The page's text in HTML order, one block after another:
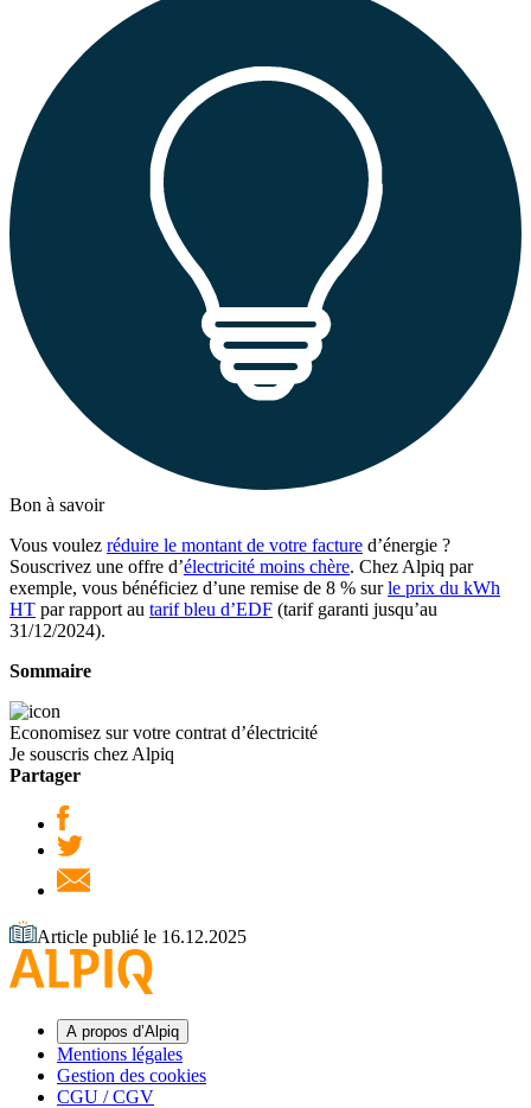
Bon à savoir
Vous voulez réduire le montant de votre facture d’énergie ?
Souscrivez une offre d’électricité moins chère. Chez Alpiq par
exemple, vous bénéficiez d’une remise de 8 % surle prix du kWh
HT par rapport au tarif bleu d’EDF (tarif garanti jusqu’au
31/12/2024).
Sommaire
Economisez sur votre contrat d’électricité
Je souscris chez Alpiq
Partager
Article publié le 16.12.2025
A propos d’Alpiq
Mentions légales
Gestion des cookies
CGU / CGV